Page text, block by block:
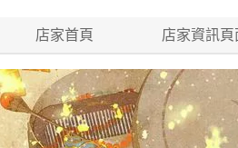
店家首頁 店家資訊頁